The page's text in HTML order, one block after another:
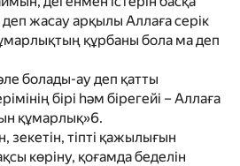
деп жасау арқылы Аллаға серік
құрбаны бола ма деп
болады-ау деп қатты
бірі һәм бірегейі – Аллаға
құмарлық»6.
зекетін, тіпті қажылығын
көріну, қоғамда беделін